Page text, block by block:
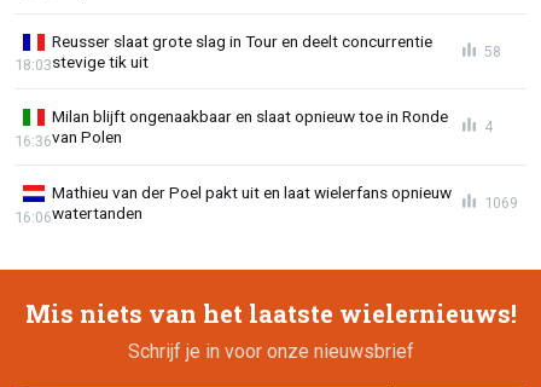
Reusser slaat grote slag in Tour en deelt concurrentie
stevige tik uit
18:03
58
Milan blijft ongenaakbaar en slaat opnieuw toe in Ronde
van Polen
16:36
4
Mathieu van der Poel pakt uit en laat wielerfans opnieuw
watertanden
16:06
1069
Mis niets van het laatste wielernieuws!
Schrijf je in voor onze nieuwsbrief